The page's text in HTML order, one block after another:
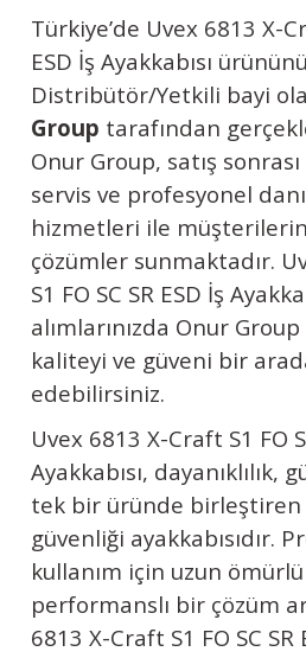
Türkiye’de Uvex 6813 X-
ESD İş Ayakkabısı
Distribütör/Yetkili bayi
Group tarafından
Onur Group, satış
servis ve profesyonel
hizmetleri ile
çözümler sunmaktadır.
S1 FO SC SR ESD İş
alımlarınızda Onur
kaliteyi ve güveni bir
edebilirsiniz.
Uvex 6813 X-Craft S1 FO
Ayakkabısı, dayanıklılık,
tek bir üründe
güvenliği ayakkabısıdır.
kullanım için uzun
performanslı bir çözüm
6813 X-Craft S1 FO SC SR